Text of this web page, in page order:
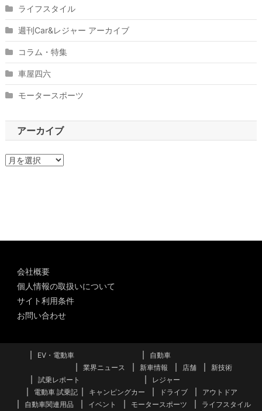
ライフスタイル
週刊Car&レジャー アーカイブ
コラム・特集
車屋四六
モータースポーツ
アーカイブ
ア
会社概要
個人情報の取扱いについて
サイト利用条件
お問い合わせ
EV・電動車
自動車
業界ニュース
新車情報 店舗
新技術
試乗レポート
電動車 試乗記
レジャー
キャンピングカー
ドライブ
アウトドア
自動車関連用品
イベント モータースポーツ ライフスタイル